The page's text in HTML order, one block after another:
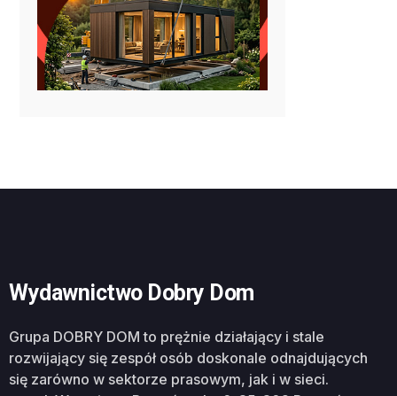
Wydawnictwo Dobry Dom
Grupa DOBRY DOM to prężnie działający i stale
rozwijający się zespół osób doskonale odnajdujących
się zarówno w sektorze prasowym, jak i w sieci.